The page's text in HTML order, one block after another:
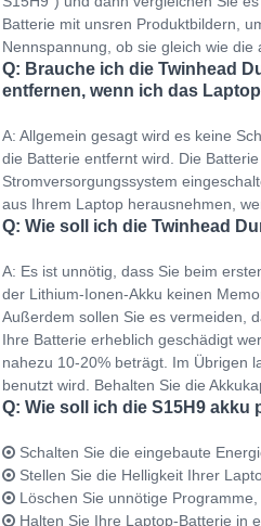
Batterie mit unsren Produktbildern,
Nennspannung, ob sie gleich wie die
Q: Brauche ich die Twinhead
entfernen, wenn ich das
A: Allgemein gesagt wird es keine
die Batterie entfernt wird. Die
Stromversorgungssystem
aus Ihrem Laptop herausnehmen,
Q: Wie soll ich die Twinhead
A: Es ist unnötig, dass Sie beim
der Lithium-Ionen-Akku keinen
Außerdem sollen Sie es vermeiden,
Ihre Batterie erheblich geschädigt
nahezu 10-20% beträgt. Im Übrigen
benutzt wird. Behalten Sie die
Q: Wie soll ich die S15H9
Schalten Sie die eingebaute
Stellen Sie die Helligkeit Ihrer
Löschen Sie unnötige
Halten Sie Ihre Laptop-Batterie in